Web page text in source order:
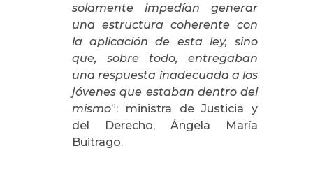
solamente impedían generar
una estructura coherente con
la aplicación de esta ley, sino
que, sobre todo, entregaban
una respuesta inadecuada a los
jóvenes que estaban dentro del
mismo”: ministra de Justicia y
del Derecho, Ángela María
Buitrago.